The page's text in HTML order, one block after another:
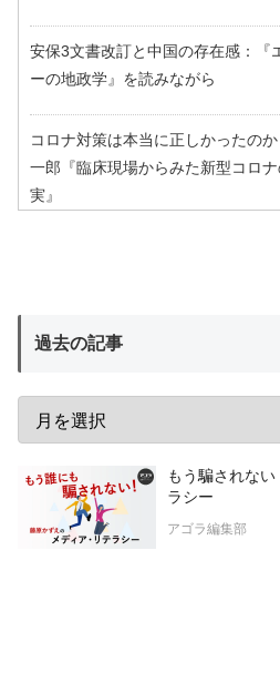
安保3文書改訂と中国の存在感：『
ーの地政学』を読みながら
コロナ対策は本当に正しかったの
一郎『臨床現場からみた新型コロナ
実』
過去の記事
もう騙されな
ラシー
アゴラ編集部